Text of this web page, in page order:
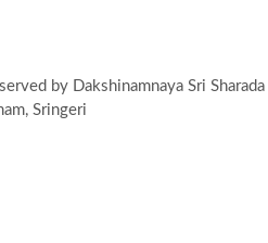
by Dakshinamnaya Sri Sharada
Sringeri